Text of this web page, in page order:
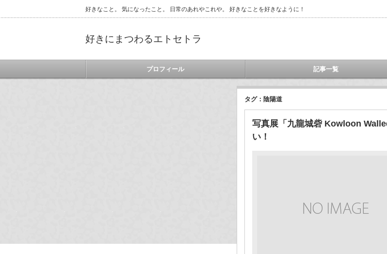
好きなこと。 気になったこと。 日常のあれやこれや。 好きなことを好きなように！
好きにまつわるエトセトラ
プロフィール 記事一覧
タグ：陰陽道
写真展「九龍城砦 Kowloon
い！